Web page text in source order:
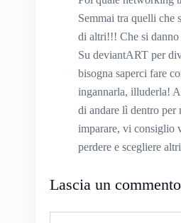
Semmai tra quelli che
di altri!!! Che si
Su deviantART per
bisogna saperci fare
ingannarla, illuderla!
di andare lì dentro
imparare, vi consiglio
perdere e scegliere
Lascia un commento